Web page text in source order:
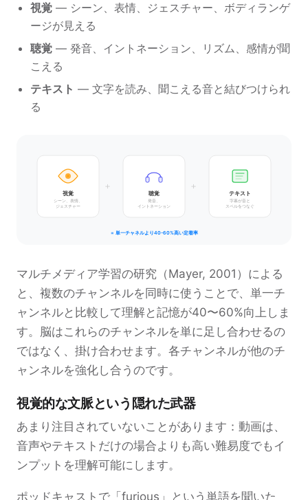
視覚 — シーン、表情、ジェスチャー、ボディランゲ
ージが見える
聴覚 — 発音、イントネーション、リズム、感情が聞
こえる
テキスト — 文字を読み、聞こえる音と結びつけられ
る
視覚
シーン、表情、
ジェスチャー
聴覚
発音、
イントネーション
テキスト
字幕が音と
スペルをつなぐ
+ +
= 単一チャネルより40-60%高い定着率
マルチメディア学習の研究（Mayer, 2001）による
と、複数のチャンネルを同時に使うことで、単一チ
ャンネルと比較して理解と記憶が40〜60%向上しま
す。脳はこれらのチャンネルを単に足し合わせるの
ではなく、掛け合わせます。各チャンネルが他のチ
ャンネルを強化し合うのです。
視覚的な文脈という隠れた武器
あまり注目されていないことがあります：動画は、
音声やテキストだけの場合よりも高い難易度でもイ
ンプットを理解可能にします。
ポッドキャストで「furious」という単語を聞いた